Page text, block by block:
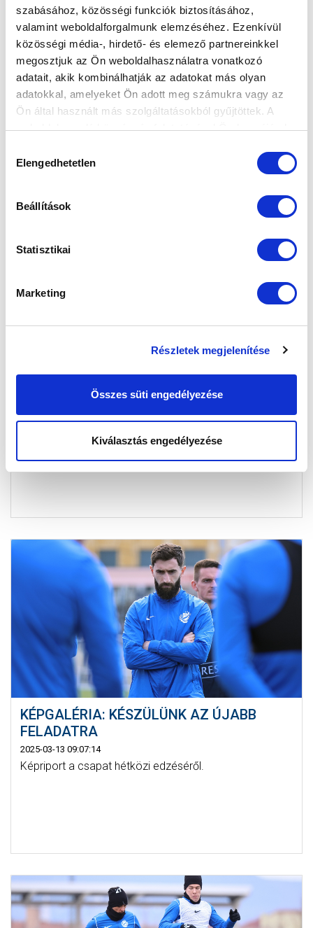
szabásához, közösségi funkciók biztosításához,
valamint weboldalforgalmunk elemzéséhez. Ezenkívül
közösségi média-, hirdető- és elemező partnereinkkel
megosztjuk az Ön weboldalhasználatra vonatkozó
adatait, akik kombinálhatják az adatokat más olyan
adatokkal, amelyeket Ön adott meg számukra vagy az
Ön által használt más szolgáltatásokból gyűjtöttek. A
weboldalon való böngészés folytatásával Ön hozzájárul a
kiválasztása
Elengedhetetlen
Beállítások
Statisztikai
Marketing
Részletek megjelenítése
Összes süti engedélyezése
Kiválasztás engedélyezése
KÉSZÜLÜNK AZ ÚJABB RANGADÓRA
(KÉPGALÉRIA)
2025-04-10 09:29:06
Képriport a csapat hétközi edzéséről.
MÁR AZ ÚJABB FELADATRA KÉSZÜLÜNK
(KÉPGALÉRIA)
2025-03-27 14:42:49
KÉPGALÉRIA: KÉSZÜLÜNK AZ ÚJABB
FELADATRA
2025-03-13 09:07:14
Képriport a csapat hétközi edzéséről.